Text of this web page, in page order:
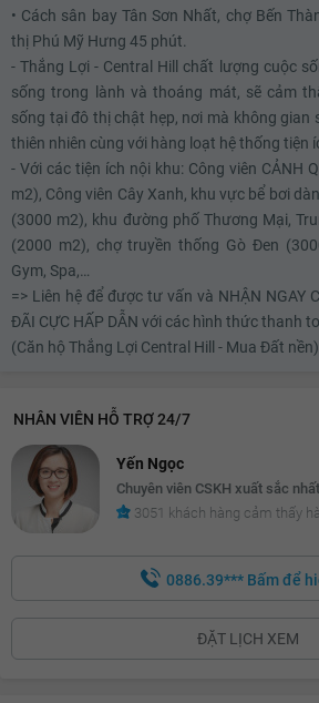
• Cách sân bay Tân Sơn Nhất, chợ Bến
thị Phú Mỹ Hưng 45 phút.
- Thắng Lợi - Central Hill chất lượng cuộc
sống trong lành và thoáng mát, sẽ cảm
sống tại đô thị chật hẹp, nơi mà không gian
thiên nhiên cùng với hàng loạt hệ thống tiện
- Với các tiện ích nội khu: Công viên CẢNH
m2), Công viên Cây Xanh, khu vực bể bơi
(3000 m2), khu đường phố Thương Mại,
(2000 m2), chợ truyền thống Gò Đen
Gym, Spa,…
=> Liên hệ để được tư vấn và NHẬN NGAY
ĐÃI CỰC HẤP DẪN với các hình thức thanh
(Căn hộ Thắng Lợi Central Hill - Mua Đất nền)
NHÂN VIÊN HỖ TRỢ 24/7
Yến Ngọc
Chuyên viên CSKH xuất sắc
3051 khách hàng cảm thấy
0886.39*** Bấm để
ĐẶT LỊCH XEM